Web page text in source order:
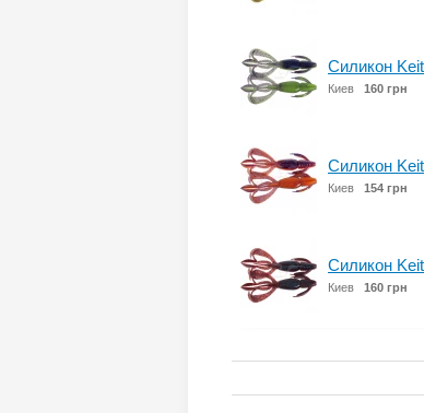
Силикон
Киев 160 грн
Силикон
Киев 154 грн
Силикон
Киев 160 грн